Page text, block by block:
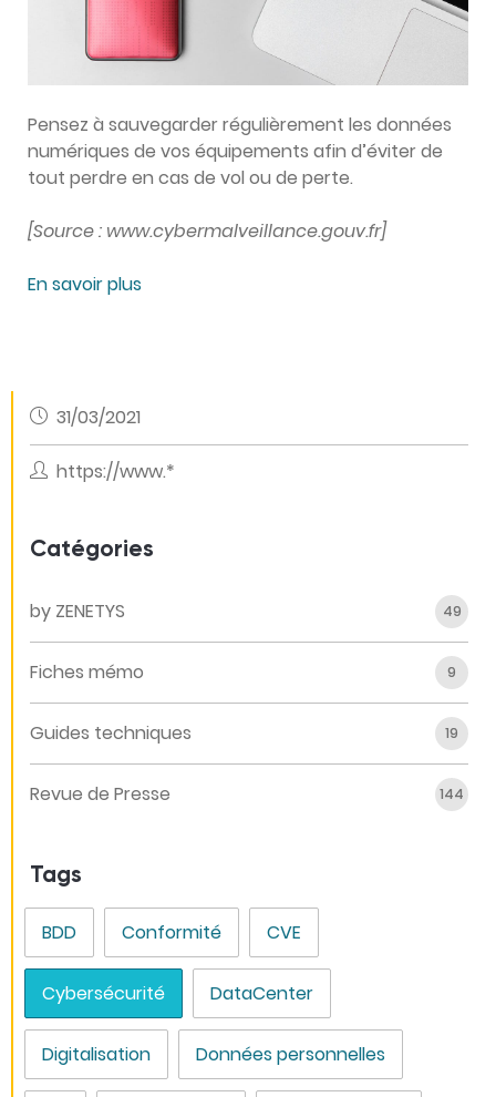
Pensez à sauvegarder régulièrement les données
numériques de vos équipements afin d’éviter de
tout perdre en cas de vol ou de perte.
[Source : www.cybermalveillance.gouv.fr]
En savoir plus
31/03/2021
https://www.*
Catégories
by ZENETYS 49
Fiches mémo 9
Guides techniques 19
Revue de Presse 144
Tags
BDD Conformité CVE
Cybersécurité DataCenter
Digitalisation Données personnelles